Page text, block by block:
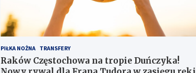
PIŁKA NOŻNA TRANSFERY
Raków Częstochowa na tropie Duńczyka!